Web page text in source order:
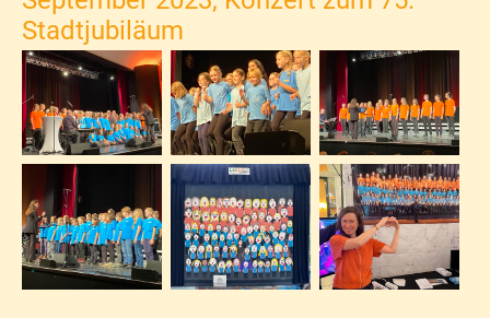
Stadtjubiläum